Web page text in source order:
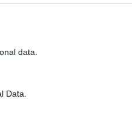
data.
Data.